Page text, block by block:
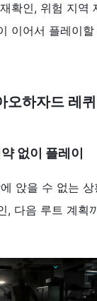
확인, 위험 지역
이어서 플레이
오하자드 레
없이 플레이
앉을 수 없는
, 다음 루트 계획